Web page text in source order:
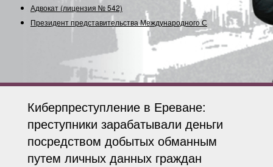
Адвокат (лицензия № 542)
Президент представительства Международного Союз
Киберпреступление в Ереване:
преступники зарабатывали деньги
посредством добытых обманным
путем личных данных граждан